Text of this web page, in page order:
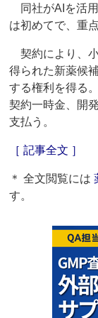
同社がAIを活
は初めてで、重
契約により、
得られた新薬候
する権利を得る
契約一時金、開
支払う。
［ 記事全文 ］
＊ 全文閲覧には
す。